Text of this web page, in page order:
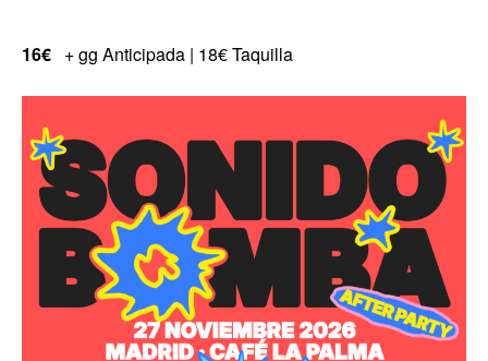
16€ + gg Anticipada | 18€ Taquilla